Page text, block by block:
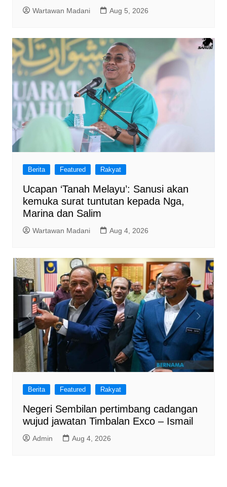
Wartawan Madani Aug 5, 2026
Berita Featured Rakyat
Ucapan ‘Tanah Melayu’: Sanusi akan
kemuka surat tuntutan kepada Nga,
Marina dan Salim
Wartawan Madani Aug 4, 2026
Berita Featured Rakyat
Negeri Sembilan pertimbang cadangan
wujud jawatan Timbalan Exco – Ismail
Admin Aug 4, 2026